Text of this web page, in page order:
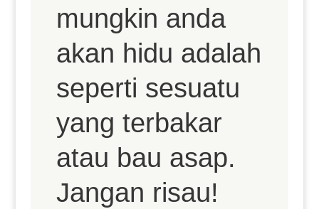
mungkin anda
akan hidu adalah
seperti sesuatu
yang terbakar
atau bau asap.
Jangan risau!